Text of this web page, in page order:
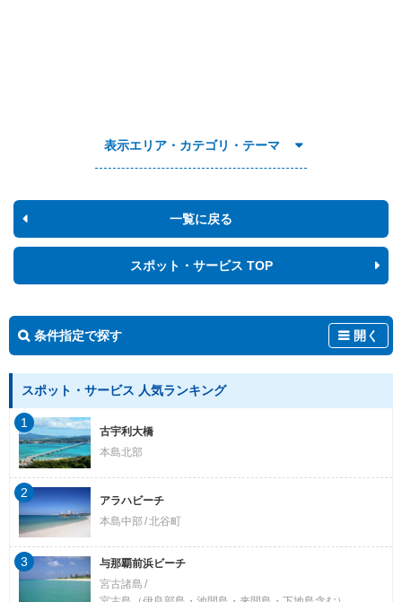
表示エリア・カテゴリ・テーマ
一覧に戻る
スポット・サービス TOP
条件指定で探す 開く
スポット・サービス 人気ランキング
古宇利大橋
本島北部
1
アラハビーチ
本島中部 北谷町
2
与那覇前浜ビーチ
宮古諸島
3